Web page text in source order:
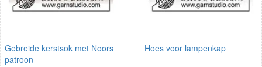
Gebreide kerstsok met Noors
patroon
Hoes voor lampenkap